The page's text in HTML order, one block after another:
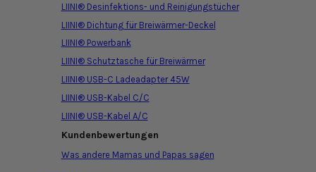
LIINI® Desinfektions- und Reinigungstücher
LIINI® Dichtung für Breiwärmer-Deckel
LIINI® Powerbank
LIINI® Schutztasche für Breiwärmer
LIINI® USB-C Ladeadapter 45W
LIINI® USB-Kabel C/C
LIINI® USB-Kabel A/C
Kundenbewertungen
Was andere Mamas und Papas sagen